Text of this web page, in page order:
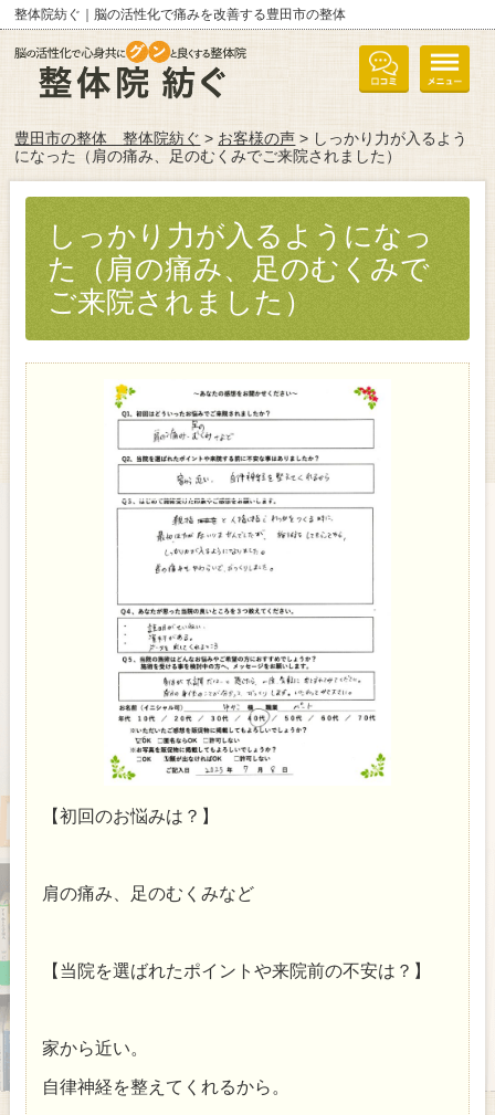
整体院紡ぐ｜脳の活性化で痛みを改善する豊田市の整体
豊田市の整体 整体院紡ぐ > お客様の声 > しっかり力が入るよう
になった（肩の痛み、足のむくみでご来院されました）
しっかり力が入るようになっ
た（肩の痛み、足のむくみで
ご来院されました）
【初回のお悩みは？】
肩の痛み、足のむくみなど
【当院を選ばれたポイントや来院前の不安は？】
家から近い。
自律神経を整えてくれるから。